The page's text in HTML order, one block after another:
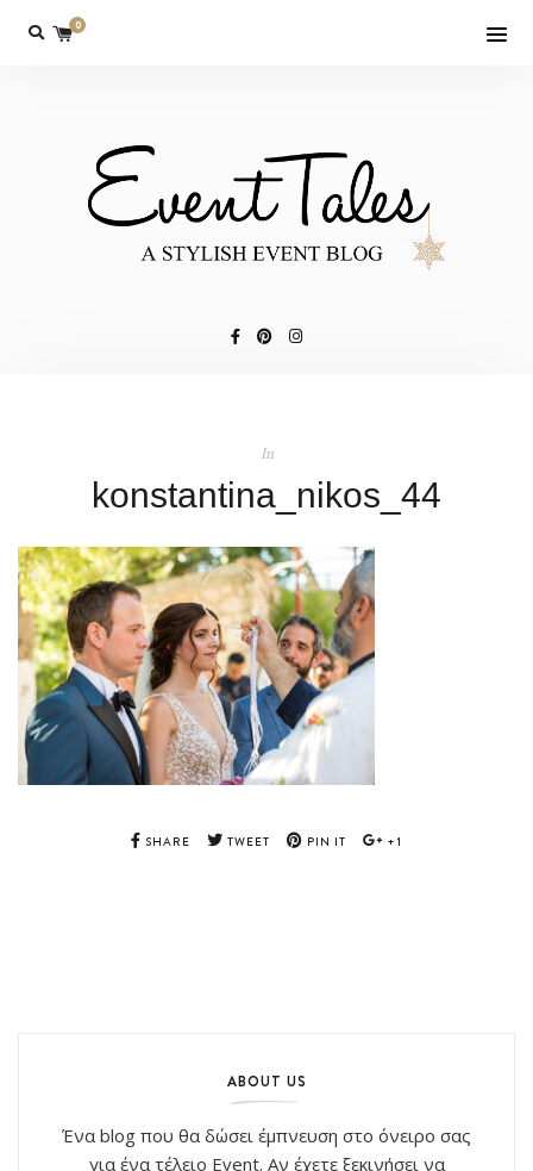
0
In
konstantina_nikos_44
SHARE TWEET PIN IT +1
ABOUT US
Ένα blog που θα δώσει έμπνευση στο όνειρο σας
για ένα τέλειο Event. Αν έχετε ξεκινήσει να